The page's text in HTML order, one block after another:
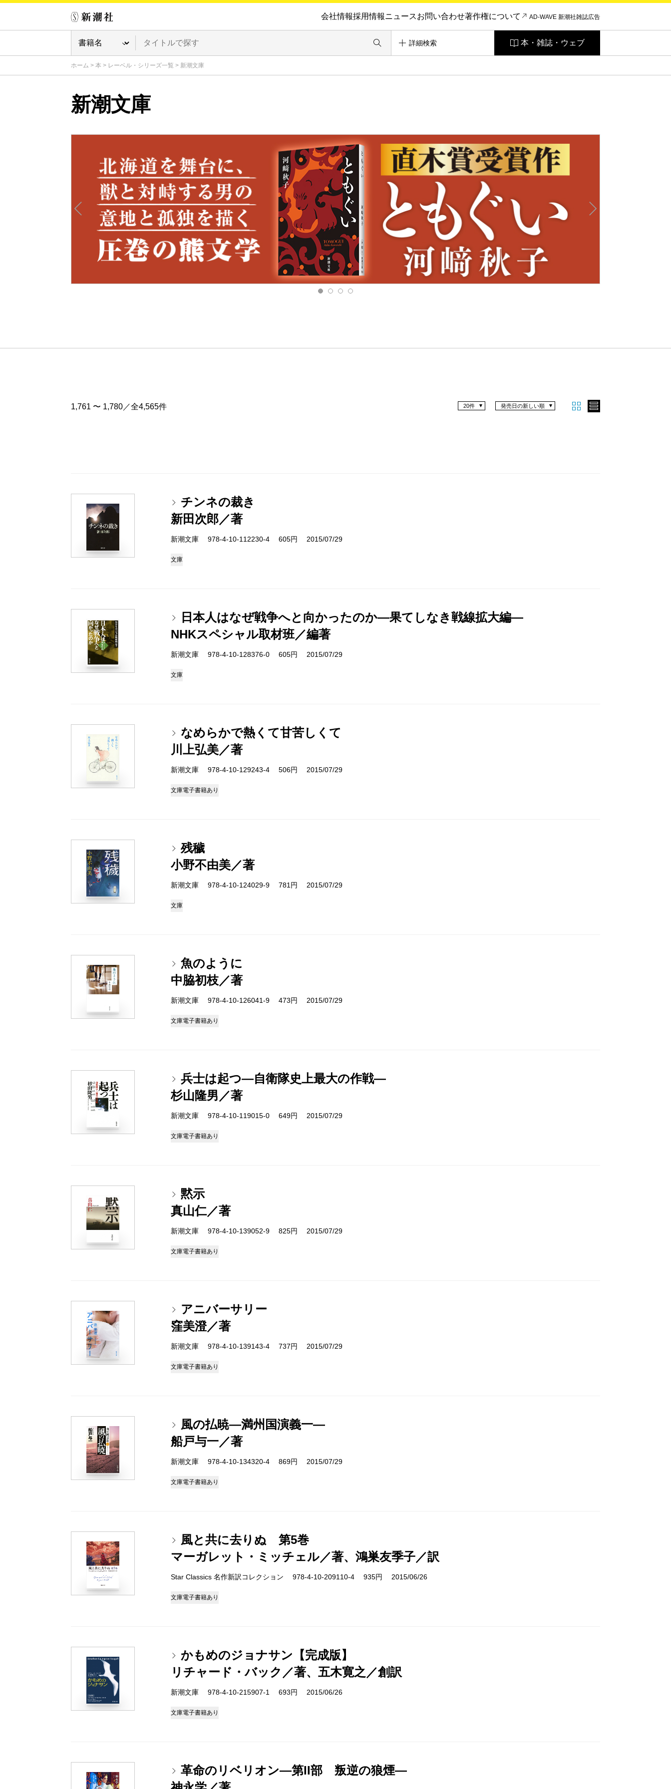
会社情報採用情報ニュースお問い合わせ著作権について AD-WAVE 新潮社雑誌広告
詳細検索 本・雑誌・ウェブ
ホーム > 本 > レーベル・シリーズ一覧 > 新潮文庫
新潮文庫
1,761 〜 1,780／全4,565件 発売日の新しい順
20件
チンネの裁き
新田次郎／著
新潮文庫 978-4-10-112230-4 605円 2015/07/29
文庫
日本人はなぜ戦争へと向かったのか―果てしなき戦線拡大編―
NHKスペシャル取材班／編著
新潮文庫 978-4-10-128376-0 605円 2015/07/29
文庫
なめらかで熱くて甘苦しくて
川上弘美／著
新潮文庫 978-4-10-129243-4 506円 2015/07/29
文庫電子書籍あり
残穢
小野不由美／著
新潮文庫 978-4-10-124029-9 781円 2015/07/29
文庫
魚のように
中脇初枝／著
新潮文庫 978-4-10-126041-9 473円 2015/07/29
文庫電子書籍あり
兵士は起つ―自衛隊史上最大の作戦―
杉山隆男／著
新潮文庫 978-4-10-119015-0 649円 2015/07/29
文庫電子書籍あり
黙示
真山仁／著
新潮文庫 978-4-10-139052-9 825円 2015/07/29
文庫電子書籍あり
アニバーサリー
窪美澄／著
新潮文庫 978-4-10-139143-4 737円 2015/07/29
文庫電子書籍あり
風の払暁―満州国演義一―
船戸与一／著
新潮文庫 978-4-10-134320-4 869円 2015/07/29
文庫電子書籍あり
風と共に去りぬ 第5巻
マーガレット・ミッチェル／著、鴻巣友季子／訳
Star Classics 名作新訳コレクション 978-4-10-209110-4 935円 2015/06/26
文庫電子書籍あり
かもめのジョナサン【完成版】
リチャード・バック／著、五木寛之／創訳
新潮文庫 978-4-10-215907-1 693円 2015/06/26
文庫電子書籍あり
革命のリベリオン―第II部 叛逆の狼煙―